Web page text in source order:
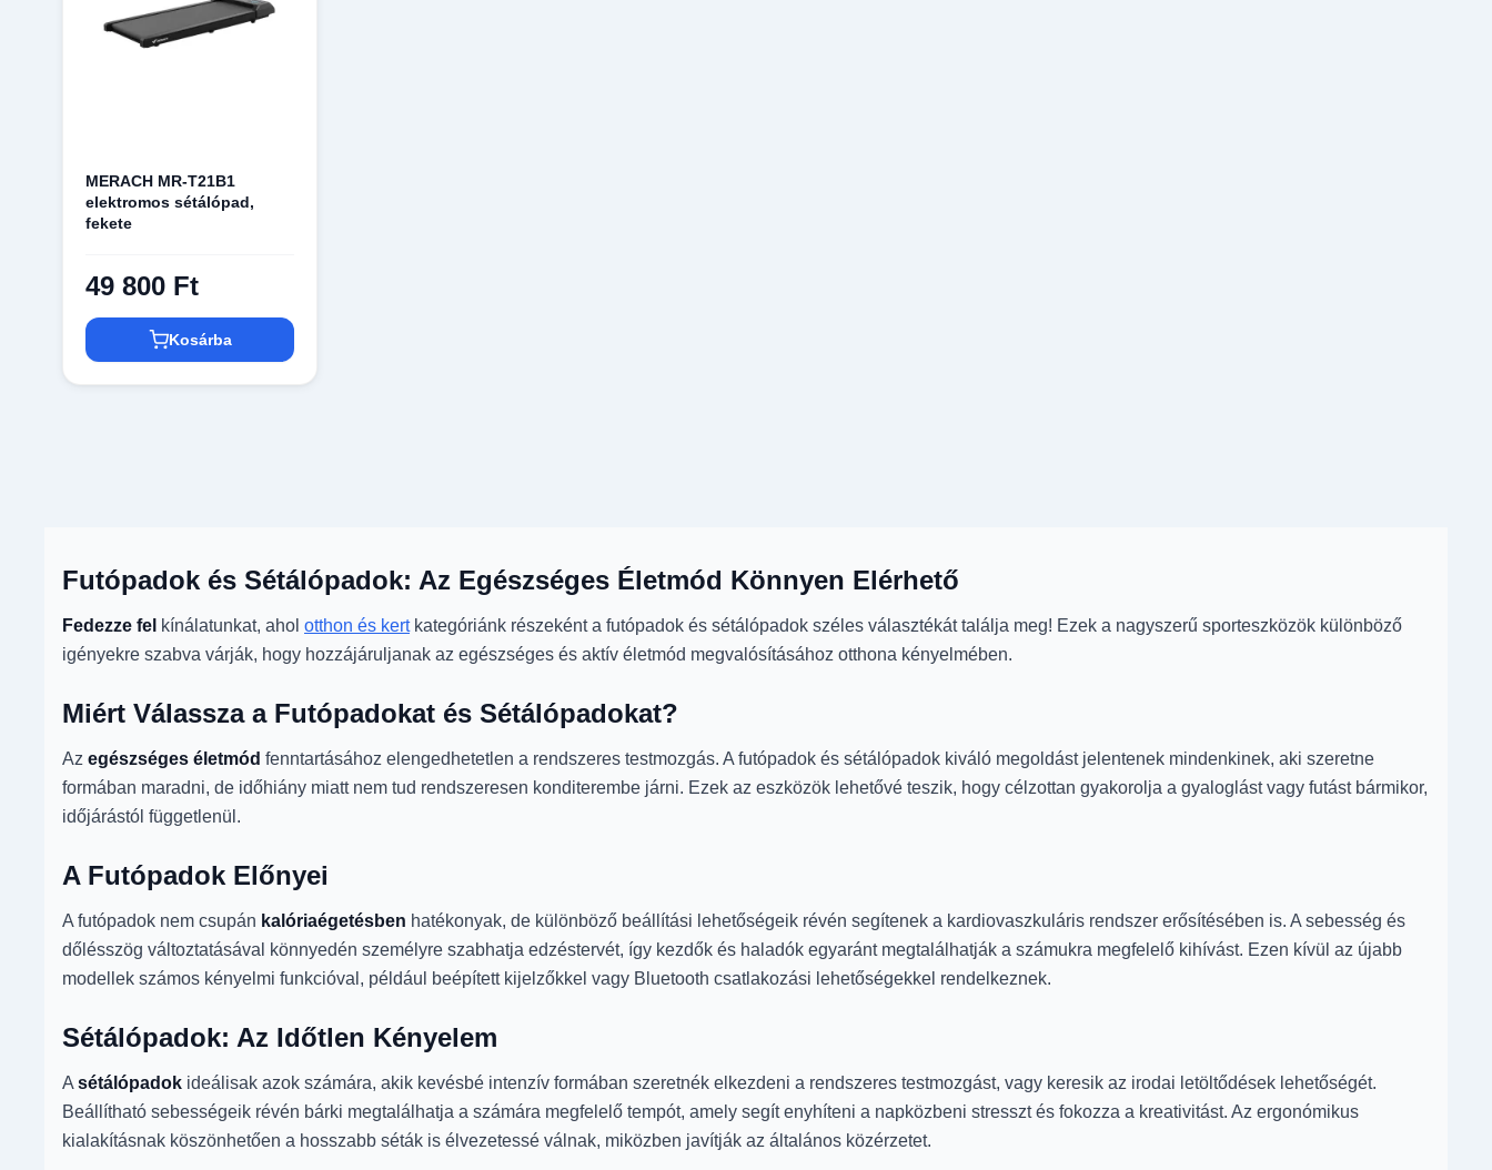
MERACH MR-T21B1
elektromos sétálópad,
fekete
49 800 Ft
Kosárba
Futópadok és Sétálópadok: Az Egészséges Életmód Könnyen Elérhető
Fedezze fel kínálatunkat, ahol otthon és kertkategóriánk részeként a futópadok és sétálópadok széles választékát találja meg! Ezek a nagyszerű sporteszközök különböző
igényekre szabva várják, hogy hozzájáruljanak az egészséges és aktív életmód megvalósításához otthona kényelmében.
Miért Válassza a Futópadokat és Sétálópadokat?
Az egészséges életmód fenntartásához elengedhetetlen a rendszeres testmozgás. A futópadok és sétálópadok kiváló megoldást jelentenek mindenkinek, aki szeretne
formában maradni, de időhiány miatt nem tud rendszeresen konditerembe járni. Ezek az eszközök lehetővé teszik, hogy célzottan gyakorolja a gyaloglást vagy futást bármikor,
időjárástól függetlenül.
A Futópadok Előnyei
A futópadok nem csupán kalóriaégetésben hatékonyak, de különböző beállítási lehetőségeik révén segítenek a kardiovaszkuláris rendszer erősítésében is. A sebesség és
dőlésszög változtatásával könnyedén személyre szabhatja edzéstervét, így kezdők és haladók egyaránt megtalálhatják a számukra megfelelő kihívást. Ezen kívül az újabb
modellek számos kényelmi funkcióval, például beépített kijelzőkkel vagy Bluetooth csatlakozási lehetőségekkel rendelkeznek.
Sétálópadok: Az Időtlen Kényelem
A sétálópadok ideálisak azok számára, akik kevésbé intenzív formában szeretnék elkezdeni a rendszeres testmozgást, vagy keresik az irodai letöltődések lehetőségét.
Beállítható sebességeik révén bárki megtalálhatja a számára megfelelő tempót, amely segít enyhíteni a napközbeni stresszt és fokozza a kreativitást. Az ergonómikus
kialakításnak köszönhetően a hosszabb séták is élvezetessé válnak, miközben javítják az általános közérzetet.